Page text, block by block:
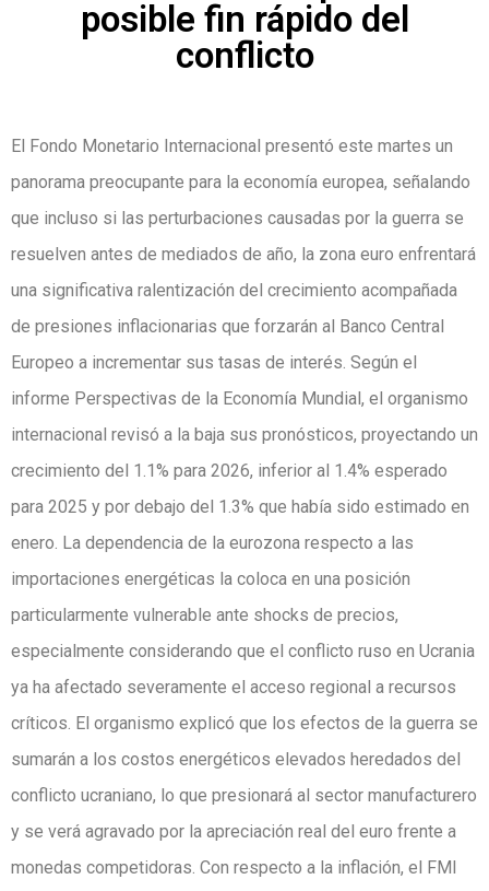
posible fin rápido del
conflicto
El Fondo Monetario Internacional presentó este martes un
panorama preocupante para la economía europea, señalando
que incluso si las perturbaciones causadas por la guerra se
resuelven antes de mediados de año, la zona euro enfrentará
una significativa ralentización del crecimiento acompañada
de presiones inflacionarias que forzarán al Banco Central
Europeo a incrementar sus tasas de interés. Según el
informe Perspectivas de la Economía Mundial, el organismo
internacional revisó a la baja sus pronósticos, proyectando un
crecimiento del 1.1% para 2026, inferior al 1.4% esperado
para 2025 y por debajo del 1.3% que había sido estimado en
enero. La dependencia de la eurozona respecto a las
importaciones energéticas la coloca en una posición
particularmente vulnerable ante shocks de precios,
especialmente considerando que el conflicto ruso en Ucrania
ya ha afectado severamente el acceso regional a recursos
críticos. El organismo explicó que los efectos de la guerra se
sumarán a los costos energéticos elevados heredados del
conflicto ucraniano, lo que presionará al sector manufacturero
y se verá agravado por la apreciación real del euro frente a
monedas competidoras. Con respecto a la inflación, el FMI